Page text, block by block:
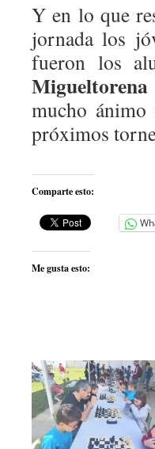
Y en lo que
jornada los
fueron los
Migueltorena
mucho ánimo
próximos
Comparte esto:
Me gusta esto: